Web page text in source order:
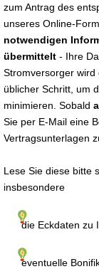
zum Antrag des
unseres Online-
notwendigen
übermittelt - Ihre
Stromversorger wird
üblicher Schritt, um
minimieren. Sobald
Sie per E-Mail eine
Vertragsunterlagen
Lese Sie diese bitte
insbesondere
die Eckdaten zu
eventuelle